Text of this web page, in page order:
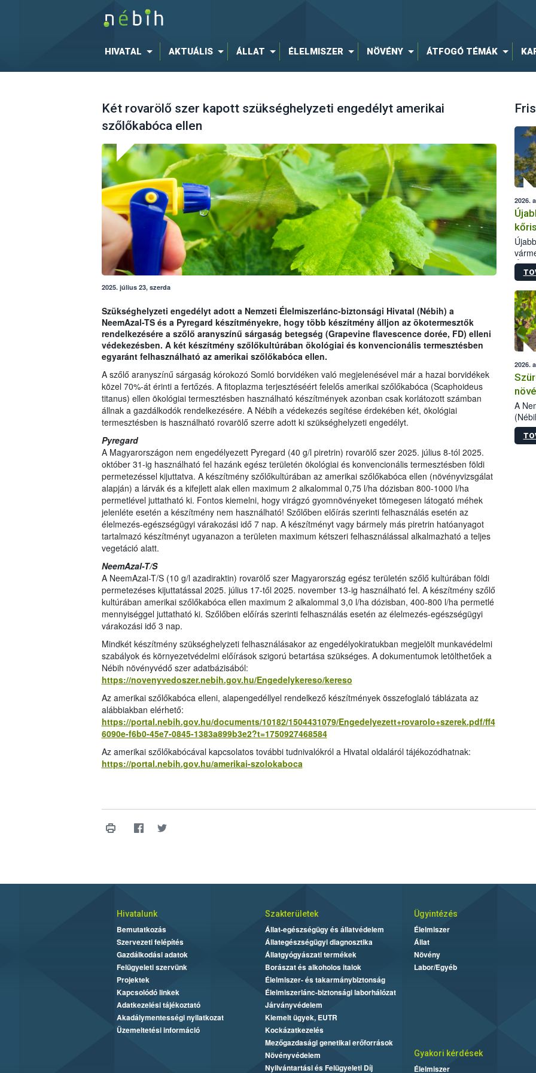
HIVATAL AKTUÁLIS ÁLLAT ÉLELMISZER NÖVÉNY ÁTFOGÓ TÉMÁK
Két rovarölő szer kapott szükséghelyzeti engedélyt amerikai
szőlőkabóca ellen
2025. július 23, szerda
Szükséghelyzeti engedélyt adott a Nemzeti Élelmiszerlánc-biztonsági Hivatal (Nébih) a
NeemAzal-TS és a Pyregard készítményekre, hogy több készítmény álljon az ökotermesztők
rendelkezésére a szőlő aranyszínű sárgaság betegség (Grapevine flavescence dorée, FD) elleni
védekezésben. A két készítmény szőlőkultúrában ökológiai és konvencionális termesztésben
egyaránt felhasználható az amerikai szőlőkabóca ellen.
A szőlő aranyszínű sárgaság kórokozó Somló borvidéken való megjelenésével már a hazai borvidékek
közel 70%-át érinti a fertőzés. A fitoplazma terjesztéséért felelős amerikai szőlőkabóca (Scaphoideus
titanus) ellen ökológiai termesztésben használható készítmények azonban csak korlátozott számban
állnak a gazdálkodók rendelkezésére. A Nébih a védekezés segítése érdekében két, ökológiai
termesztésben is használható rovarölő szerre adott ki szükséghelyzeti engedélyt.
Pyregard
A Magyarországon nem engedélyezett Pyregard (40 g/l piretrin) rovarölő szer 2025. július 8-tól 2025.
október 31-ig használható fel hazánk egész területén ökológiai és konvencionális termesztésben földi
permetezéssel kijuttatva. A készítmény szőlőkultúrában az amerikai szőlőkabóca ellen (növényvizsgálat
alapján) a lárvák és a kifejlett alak ellen maximum 2 alkalommal 0,75 l/ha dózisban 800-1000 l/ha
permetlével juttatható ki. Fontos kiemelni, hogy virágzó gyomnövényeket tömegesen látogató méhek
jelenléte esetén a készítmény nem használható! Szőlőben előírás szerinti felhasználás esetén az
élelmezés-egészségügyi várakozási idő 7 nap. A készítményt vagy bármely más piretrin hatóanyagot
tartalmazó készítményt ugyanazon a területen maximum kétszeri felhasználással alkalmazható a teljes
vegetáció alatt.
NeemAzal-T/S
A NeemAzal-T/S (10 g/l azadiraktin) rovarölő szer Magyarország egész területén szőlő kultúrában földi
permetezéses kijuttatással 2025. július 17-től 2025. november 13-ig használható fel. A készítmény szőlő
kultúrában amerikai szőlőkabóca ellen maximum 2 alkalommal 3,0 l/ha dózisban, 400-800 l/ha permetlé
mennyiséggel juttatható ki. Szőlőben előírás szerinti felhasználás esetén az élelmezés-egészségügyi
várakozási idő 3 nap.
Mindkét készítmény szükséghelyzeti felhasználásakor az engedélyokiratukban megjelölt munkavédelmi
szabályok és környezetvédelmi előírások szigorú betartása szükséges. A dokumentumok letölthetőek a
Nébih növényvédő szer adatbázisából:
https://novenyvedoszer.nebih.gov.hu/Engedelykereso/kereso
Az amerikai szőlőkabóca elleni, alapengedéllyel rendelkező készítmények összefoglaló táblázata az
alábbiakban elérhető:
https://portal.nebih.gov.hu/documents/10182/1504431079/Engedelyezett+rovarolo+szerek.pdf/ff4
6090e-f6b0-45e7-0845-1383a899b3e2?t=1750927468584
Az amerikai szőlőkabócával kapcsolatos további tudnivalókról a Hivatal oldaláról tájékozódhatnak:
https://portal.nebih.gov.hu/amerikai-szolokaboca
2026.
2026.
A
Hivatalunk
Bemutatkozás
Szervezeti felépítés
Gazdálkodási adatok
Felügyeleti szervünk
Projektek
Kapcsolódó linkek
Adatkezelési tájékoztató
Akadálymentességi nyilatkozat
Üzemeltetési információ
Szakterületek
Állat-egészségügy és állatvédelem
Állategészségügyi diagnosztika
Állatgyógyászati termékek
Borászat és alkoholos italok
Élelmiszer- és takarmánybiztonság
Élelmiszerlánc-biztonsági laborhálózat
Járványvédelem
Kiemelt ügyek, EUTR
Kockázatkezelés
Mezőgazdasági genetikai erőforrások
Növényvédelem
Nyilvántartási és Felügyeleti Díj
Ügyintézés
Élelmiszer
Állat
Növény
Labor/Egyéb
Gyakori kérdések
Élelmiszer